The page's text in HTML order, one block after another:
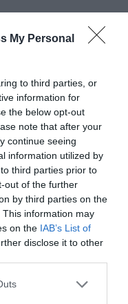
My Personal
to third parties, or
information for
the below opt-out
note that after your
continue seeing
information utilized by
third parties prior to
out of the further
by third parties on the
This information may
on the IAB’s List of
disclose it to other
χώρο του
να συμπράττουν
το έργο του
του Οδ. Ελύτη
τραγουδά
Ιανουαρίου, η
Τέταρτη Συμφωνία
Μαρίτα Παπαρίζο
σε ένα
είναι και η
, διάσημου
στον